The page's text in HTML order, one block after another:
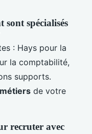
sont spécialisés
: Hays pour la
la comptabilité,
supports.
de votre
recruter avec